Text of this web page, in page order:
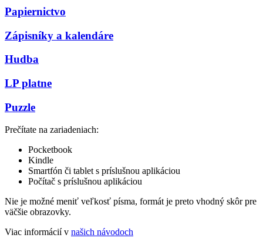
Papiernictvo
Zápisníky a kalendáre
Hudba
LP platne
Puzzle
Prečítate na zariadeniach:
Pocketbook
Kindle
Smartfón či tablet s príslušnou aplikáciou
Počítač s príslušnou aplikáciou
Nie je možné meniť veľkosť písma, formát je preto vhodný skôr pre
väčšie obrazovky.
Viac informácií v našich návodoch